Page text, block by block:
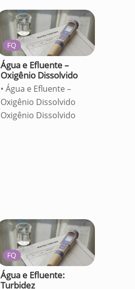
FQ
Água e Efluente –
Oxigênio Dissolvido
• Água e Efluente –
Oxigênio Dissolvido
Oxigênio Dissolvido
FQ
Água e Efluente:
Turbidez